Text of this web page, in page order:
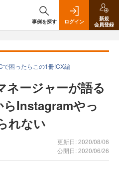
事例を探す ログイン
新規
会員登録
で困ったらこの1冊!CX編
ネージャーが語る
らInstagramやっ
れない
更新日: 2020/08/06
公開日: 2020/06/26